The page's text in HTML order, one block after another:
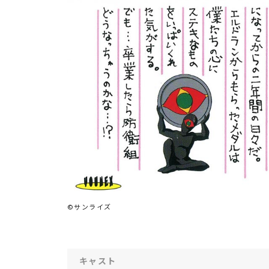
©サンライズ
キャスト